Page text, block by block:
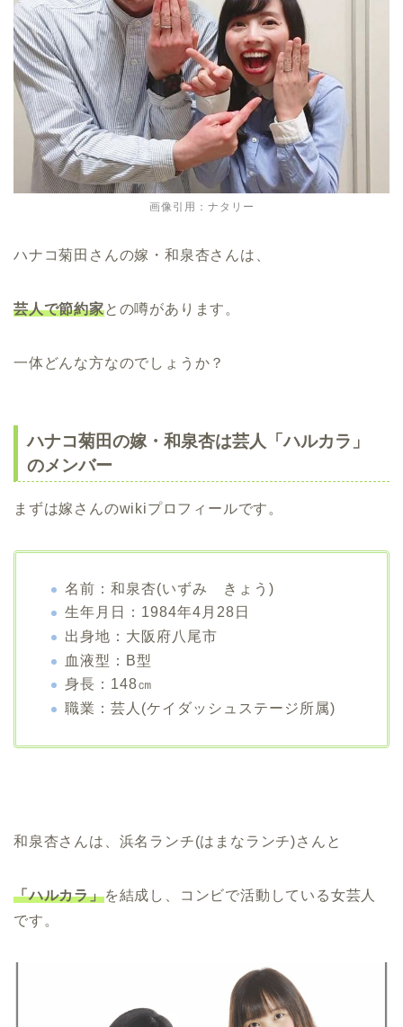
画像引用：ナタリー
ハナコ菊田さんの嫁・和泉杏さんは、
芸人で節約家との噂があります。
一体どんな方なのでしょうか？
ハナコ菊田の嫁・和泉杏は芸人「ハルカラ」
のメンバー
まずは嫁さんのwikiプロフィールです。
名前：和泉杏(いずみ きょう)
生年月日：1984年4月28日
出身地：大阪府八尾市
血液型：B型
身長：148㎝
職業：芸人(ケイダッシュステージ所属)
和泉杏さんは、浜名ランチ(はまなランチ)さんと
「ハルカラ」を結成し、コンビで活動している女芸人
です。